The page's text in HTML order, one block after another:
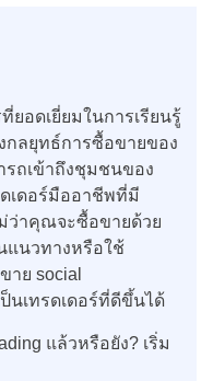
ยอดเยี่ยมในการเรียนรู้
กลยุทธ์การซื้อขายของ
ถเข้าถึงชุมชนของ
ดเดอร์มืออาชีพที่มี
ว่าคุณจะซื้อขายด้วย
แนวทางหรือใช้
ย social
นเทรดเดอร์ที่ดีขึ้นได้
แล้วหรือยัง? เริ่ม